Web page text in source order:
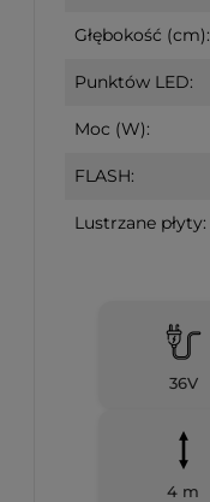
Głębokość (cm):
Punktów LED:
Moc (W):
FLASH:
Lustrzane płyty:
36V
4 m